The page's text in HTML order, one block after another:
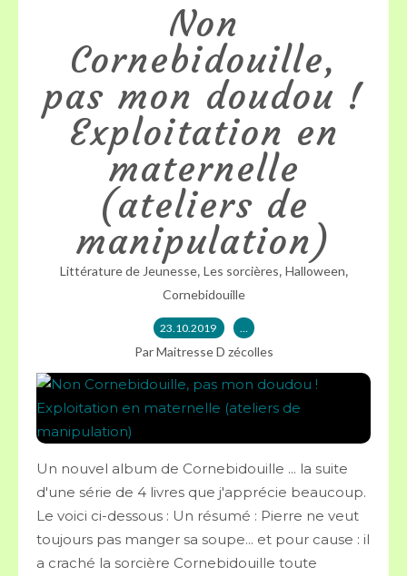
Non
Cornebidouille,
pas mon doudou !
Exploitation en
maternelle
(ateliers de
manipulation)
Littérature de Jeunesse, Les sorcières, Halloween,
Cornebidouille
23.10.2019 …
Par Maitresse D zécolles
Un nouvel album de Cornebidouille ... la suite
d'une série de 4 livres que j'apprécie beaucoup.
Le voici ci-dessous : Un résumé : Pierre ne veut
toujours pas manger sa soupe... et pour cause : il
a craché la sorcière Cornebidouille toute